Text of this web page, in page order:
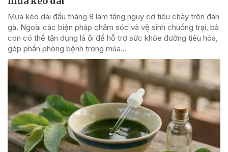
Mưa kéo dài đầu tháng 8 làm tăng nguy cơ tiêu chảy trên đàn
gà. Ngoài các biện pháp chăm sóc và vệ sinh chuồng trại, bà
con có thể tận dụng lá ổi để hỗ trợ sức khỏe đường tiêu hóa,
góp phần phòng bệnh trong mùa...